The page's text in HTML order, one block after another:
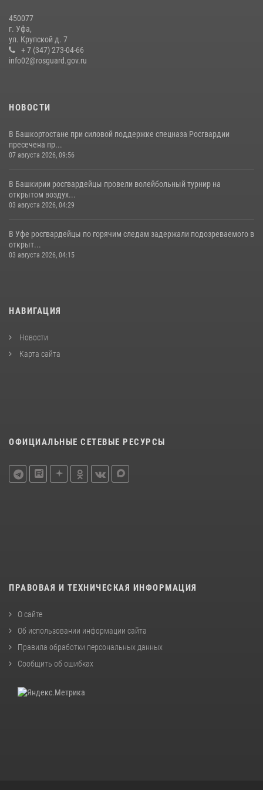
13 июля 2026, 06:03
Белорецк отметил День города: Росгвардия представила
современную и раритетную спецтехнику
450077
г. Уфа,
ул. Крупской д. 7
+ 7 (347) 273-04-66
info02@rosguard.gov.ru
НОВОСТИ
В Башкортостане при силовой поддержке спецназа Росгвардии
пресечена пр...
07 августа 2026, 09:56
В Башкирии росгвардейцы провели волейбольный турнир на
открытом воздух...
03 августа 2026, 04:29
В Уфе росгвардейцы по горячим следам задержали подозреваемого в
открыт...
03 августа 2026, 04:15
НАВИГАЦИЯ
Новости
Карта сайта
ОФИЦИАЛЬНЫЕ СЕТЕВЫЕ РЕСУРСЫ
ПРАВОВАЯ И ТЕХНИЧЕСКАЯ ИНФОРМАЦИЯ
О сайте
Об использовании информации сайта
Правила обработки персональных данных
Сообщить об ошибках